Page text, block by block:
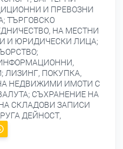
И ПРЕВОЗНИ
ТЪРГОВСКО
НА МЕСТНИ
И ЮРИДИЧЕСКИ ЛИЦА;
ЛИЗИНГ, ПОКУПКА,
НЕДВИЖИМИ ИМОТИ С
СЪХРАНЕНИЕ НА
СКЛАДОВИ ЗАПИСИ
ДЕЙНОСТ,